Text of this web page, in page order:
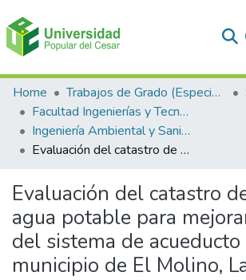
Communities & Collections
All of DSpace
Statistics
Home Trabajos de Grado (Especializaciones y Pregrados)
Facultad Ingenierías y Tecnologías
Ingeniería Ambiental y Sanitaria.
Evaluación del catastro de la red de agua potable para mejorar la gestión del sistema de acueducto en el municipio de El Molino, La Guajira.
Evaluación del catastro
agua potable para
del sistema de
municipio de El Molino,